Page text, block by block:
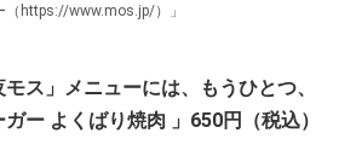
（https://www.mos.jp/）」
ス」メニューには、もうひとつ、
ガー よくばり焼肉 」650円（税込）